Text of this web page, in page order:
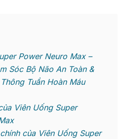
Power Neuro Max –
Sóc Bộ Não An Toàn &
Tuần Hoàn Máu
Viên Uống Super
của Viên Uống Super